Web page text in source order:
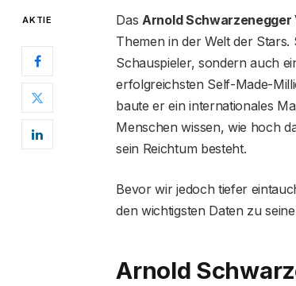
AKTIE Das Arnold Schwarzenegger
Themen in der Welt der
Schauspieler, sondern auch
erfolgreichsten Self-Made-
baute er ein internationales
Menschen wissen, wie hoch
sein Reichtum besteht.
Bevor wir jedoch tiefer
den wichtigsten Daten zu
Arnold